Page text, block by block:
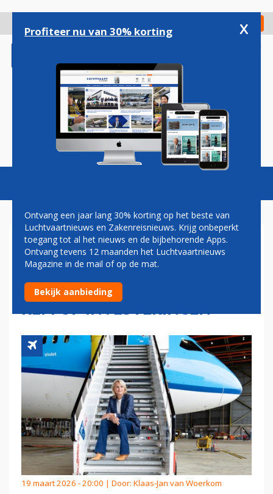
gaan
Check in
Magazine Podcasts Vacatures
KLM TREKT AAN DE
NOODREM: VACATURESTOP,
MINDER DIENSTREIZEN EN
REM OP INVESTERINGEN
19 maart 2026 - 20:00 | Door: Klaas-Jan van Woerkom
Profiteer nu van 30% korting x
Ontvang een jaar lang 30% korting op het beste van
Luchtvaartnieuws en Zakenreisnieuws. Krijg onbeperkt
toegang tot al het nieuws en de bijbehorende Apps.
Ontvang tevens 12 maanden het Luchtvaartnieuws
Magazine in de mail of op de mat.
Bekijk aanbieding